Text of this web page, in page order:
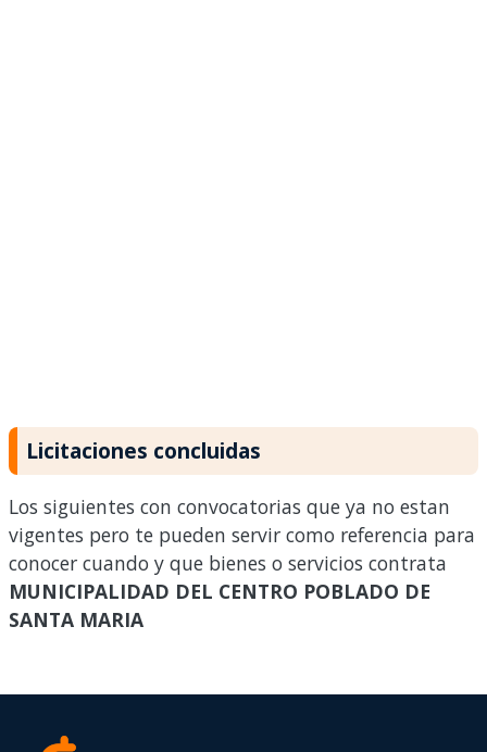
Licitaciones concluidas
Los siguientes con convocatorias que ya no estan
vigentes pero te pueden servir como referencia para
conocer cuando y que bienes o servicios contrata
MUNICIPALIDAD DEL CENTRO POBLADO DE
SANTA MARIA